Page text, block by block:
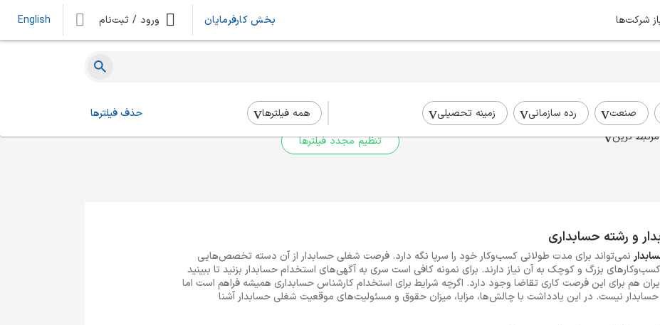
شرکت‌ها بخش کارفرمایان ورود / ثبت‌نام English
صنعت رده سازمانی زمینه تحصیلی همه فیلتر‌ها حذف فیلترها
مرتبط ترین
برای جستجوی جامع‌تر از فیلترهای بالا استفاده کنید.
تنظیم مجدد فیلترها
و رشته حسابداری
نمی‌تواند برای مدت طولانی کسب‌وکار خود را سرپا نگه دارد. فرصت شغلی حسابدار از آن دسته تخصص‌هایی
بزرگ و کوچک به آن نیاز دارند. برای نمونه کافی است سری به آگهی‌های استخدام حسابدار بزنید تا ببینید
هم برای این فرصت کاری تقاضا وجود دارد. اگرچه شرایط برای استخدام کارشناس حسابداری همیشه فراهم است اما
نیست. در این یادداشت با چالش‌ها، مزایا، میزان حقوق و مسئولیت‌های موقعیت شغلی حسابدار آشنا